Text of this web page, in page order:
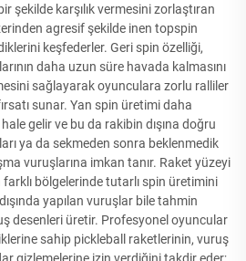
şekilde karşılık vermesini zorlaştıran
agresif şekilde inen topspin
keşfederler. Geri spin özelliği,
daha uzun süre havada kalmasını
sağlayarak oyunculara zorlu ralliler
sunar. Yan spin üretimi daha
gelir ve bu da rakibin dışına doğru
ya da sekmeden sonra beklenmedik
vuruşlarına imkan tanır. Raket yüzeyi
bölgelerinde tutarlı spin üretimini
yapılan vuruşlar bile tahmin
desenleri üretir. Profesyonel oyuncular
sahip pickleball raketlerinin, vuruş